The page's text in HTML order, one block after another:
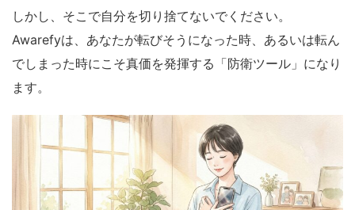
しかし、そこで自分を切り捨てないでください。
Awarefyは、あなたが転びそうになった時、あるいは転ん
でしまった時にこそ真価を発揮する「防衛ツール」になり
ます。